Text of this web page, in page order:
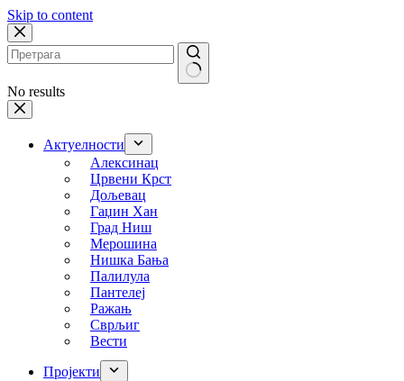
Skip to content
No results
Актуелности
Алексинац
Црвени Крст
Дољевац
Гаџин Хан
Град Ниш
Мерошина
Нишка Бања
Палилула
Пантелеј
Ражањ
Сврљиг
Вести
Пројекти